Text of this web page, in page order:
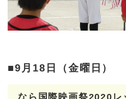
■9月18日（金曜日）